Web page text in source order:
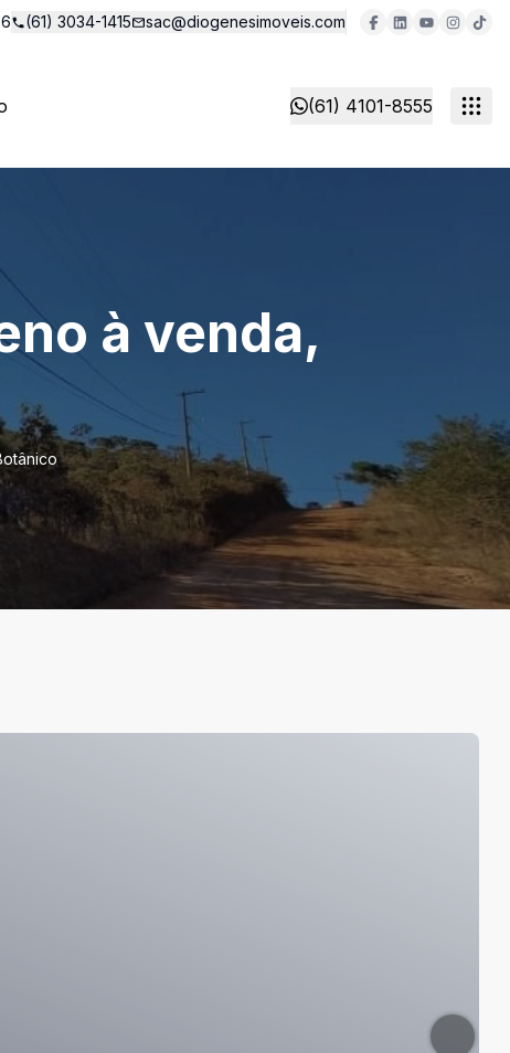
(61) 3034-1415 sac@diogenesimoveis.com
(61) 4101-8555
à venda,